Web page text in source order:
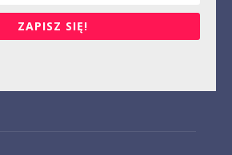
ZAPISZ SIĘ!